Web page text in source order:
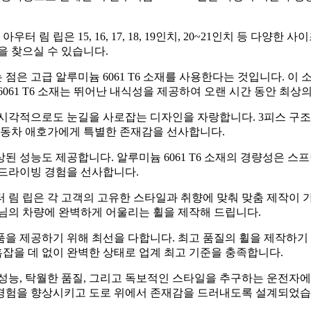
우터 림 립은 15, 16, 17, 18, 19인치, 20~21인치 등 다양한
찾으실 수 있습니다.
은 고급 알루미늄 6061 T6 소재를 사용한다는 것입니다. 이
T6 소재는 뛰어난 내식성을 제공하여 오랜 시간 동안 최상
적으로도 눈길을 사로잡는 디자인을 자랑합니다. 3피스 구
차 애호가에게 특별한 존재감을 선사합니다.
성능도 제공합니다. 알루미늄 6061 T6 소재의 경량성은 스
라이빙 경험을 선사합니다.
립은 각 고객의 고유한 스타일과 취향에 맞춰 맞춤 제작이
의 차량에 완벽하게 어울리는 휠을 제작해 드립니다.
제공하기 위해 최선을 다합니다. 최고 품질의 휠을 제작하
을 데 없이 완벽한 상태로 업계 최고 기준을 충족합니다.
, 탁월한 품질, 그리고 독보적인 스타일을 추구하는 운전자
을 향상시키고 도로 위에서 존재감을 드러내도록 설계되었